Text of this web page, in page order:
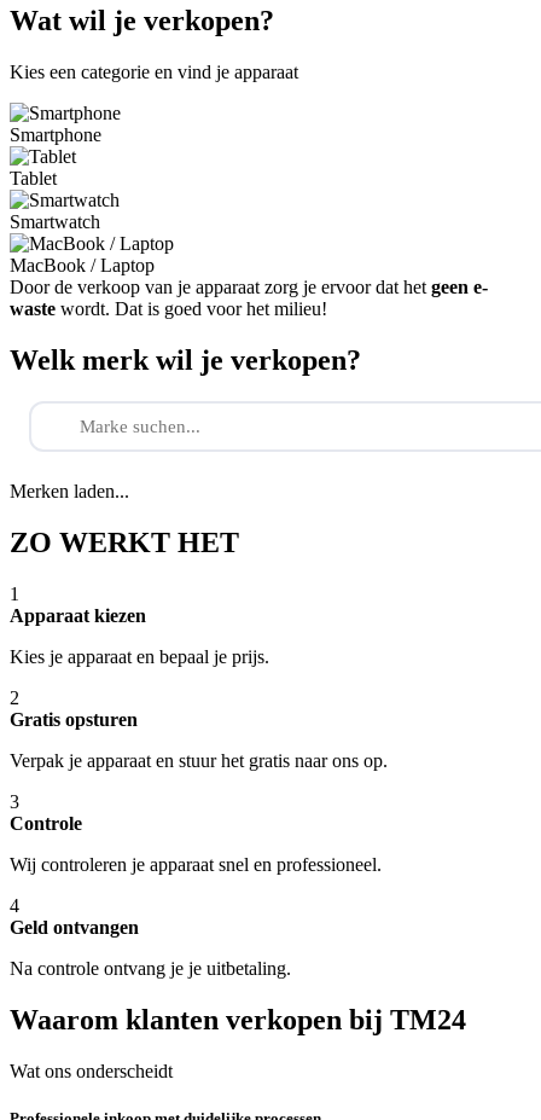
Wat wil je verkopen?
Kies een categorie en vind je apparaat
Smartphone
Tablet
Smartwatch
MacBook / Laptop
Door de verkoop van je apparaat zorg je ervoor dat het geen e-
waste wordt. Dat is goed voor het milieu!
Welk merk wil je verkopen?
Merken laden...
ZO WERKT HET
1
Apparaat kiezen
Kies je apparaat en bepaal je prijs.
2
Gratis opsturen
Verpak je apparaat en stuur het gratis naar ons op.
3
Controle
Wij controleren je apparaat snel en professioneel.
4
Geld ontvangen
Na controle ontvang je je uitbetaling.
Waarom klanten verkopen bij TM24
Wat ons onderscheidt